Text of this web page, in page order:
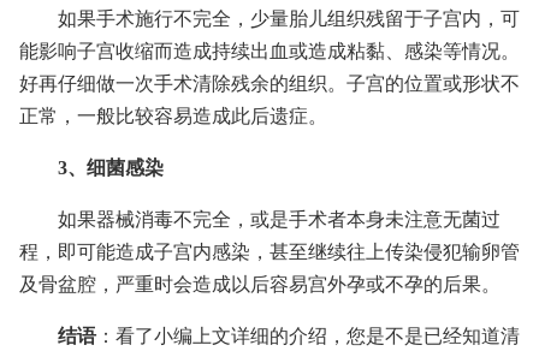
如果手术施行不完全，少量胎儿组织残留于子宫内，可
能影响子宫收缩而造成持续出血或造成粘黏、感染等情况。
好再仔细做一次手术清除残余的组织。子宫的位置或形状不
正常，一般比较容易造成此后遗症。
3、细菌感染
如果器械消毒不完全，或是手术者本身未注意无菌过
程，即可能造成子宫内感染，甚至继续往上传染侵犯输卵管
及骨盆腔，严重时会造成以后容易宫外孕或不孕的后果。
结语：看了小编上文详细的介绍，您是不是已经知道清